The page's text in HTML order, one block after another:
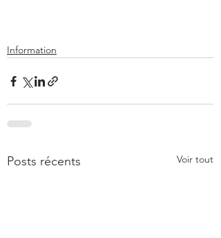
Information
Posts récents Voir tout